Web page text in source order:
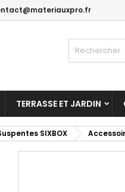
TERRASSE ET JARDIN
SIXBOX